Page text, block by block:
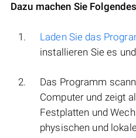
Dazu machen Sie
Laden Sie das
installieren Sie es
Das Programm
Computer und zeigt
Festplatten und
physischen und